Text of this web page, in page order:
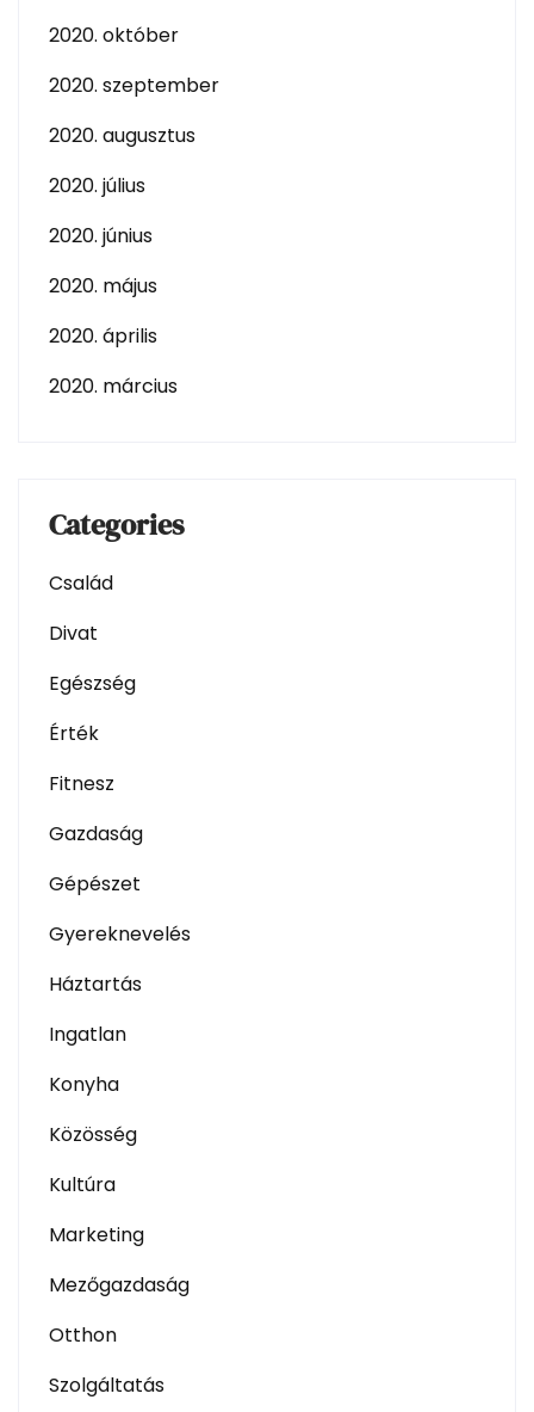
2020. október
2020. szeptember
2020. augusztus
2020. július
2020. június
2020. május
2020. április
2020. március
Categories
Család
Divat
Egészség
Érték
Fitnesz
Gazdaság
Gépészet
Gyereknevelés
Háztartás
Ingatlan
Konyha
Közösség
Kultúra
Marketing
Mezőgazdaság
Otthon
Szolgáltatás